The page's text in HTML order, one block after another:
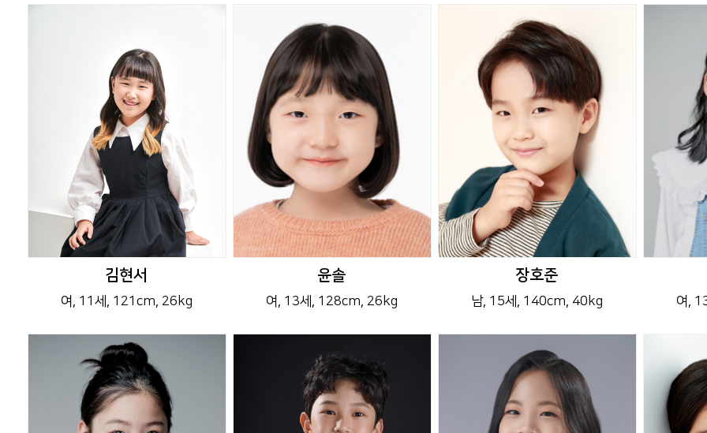
김현서
여 , 11세 , 121cm, 26kg
윤솔
여 , 13세 , 128cm, 26kg
장호준
남, 15세 , 140cm, 40kg 여 ,